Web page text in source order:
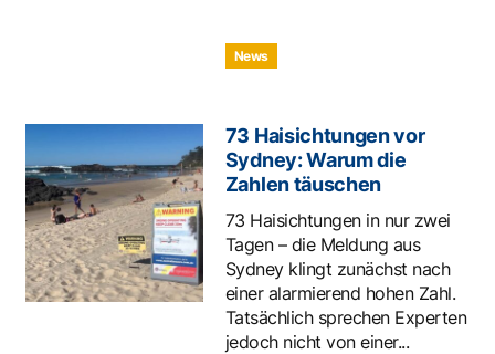
News
73 Haisichtungen vor
Sydney: Warum die
Zahlen täuschen
73 Haisichtungen in nur zwei
Tagen – die Meldung aus
Sydney klingt zunächst nach
einer alarmierend hohen Zahl.
Tatsächlich sprechen Experten
jedoch nicht von einer...